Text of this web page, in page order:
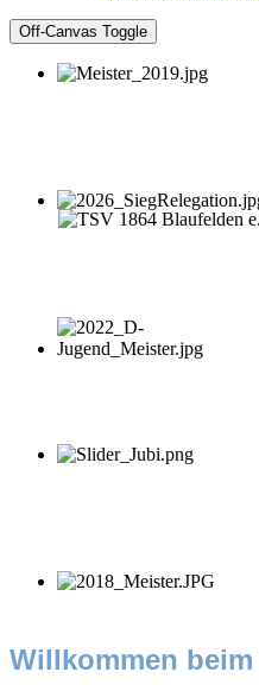
Off-Canvas Toggle
Willkommen